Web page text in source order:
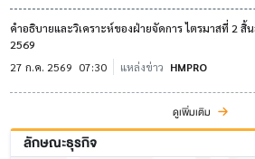
คำอธิบายและวิเคราะห์ของฝ่ายจัดการ ไตรมาสที่ 2 สิ้
2569
27 ก.ค. 2569 07:30 แหล่งข่าว HMPRO
ดูเพิ่มเติม
ลักษณะธุรกิจ